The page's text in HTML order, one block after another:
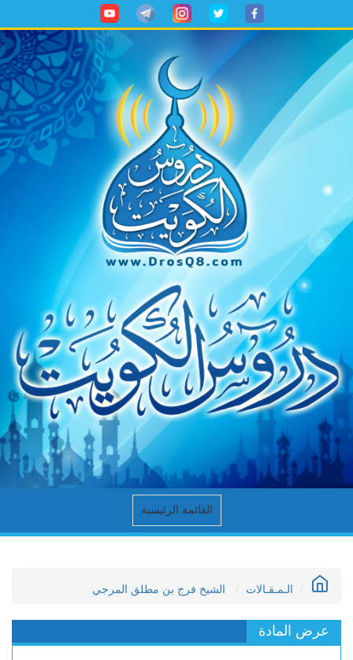
القائمة الرئيسية
الـمـقـالات الشيخ فرج بن مطلق المرجي
عرض المادة